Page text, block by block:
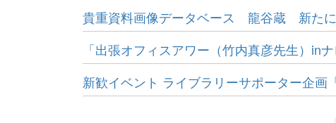
貴重資料画像データベース 龍谷蔵 新たに
「出張オフィスアワー（竹内真彦先生）in
新歓イベント ライブラリーサポーター企画